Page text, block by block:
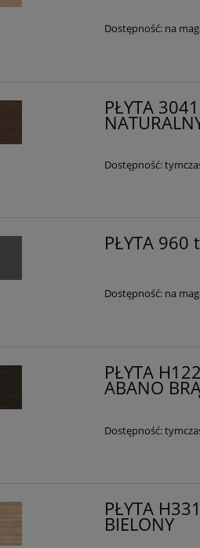
Dostępność: na
PŁYTA
Dostępność:
PŁYTA
Dostępność: na
PŁYTA
ABANO
Dostępność:
PŁYTA
BIELONY